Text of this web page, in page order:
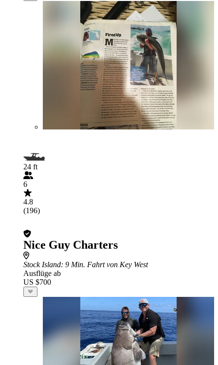
24 ft
6
4.8
(196)
Nice Guy Charters
Stock Island: 9 Min. Fahrt von Key West
Ausflüge ab
US $700